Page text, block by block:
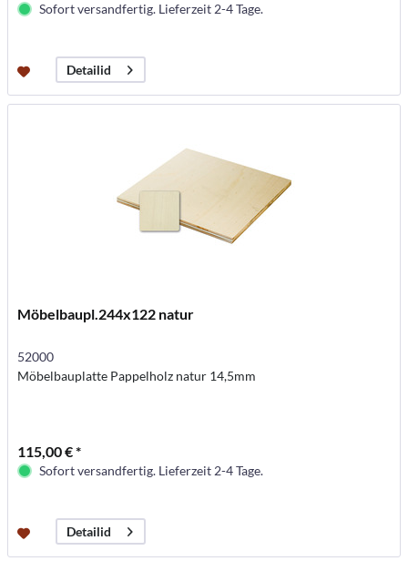
Sofort versandfertig. Lieferzeit 2-4 Tage.
Detailid
Möbelbaupl.244x122 natur
52000
Möbelbauplatte Pappelholz natur 14,5mm
115,00 € *
Sofort versandfertig. Lieferzeit 2-4 Tage.
Detailid